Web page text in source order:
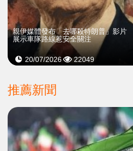
親伊媒體發布「去哪殺特朗普」影片
展示車隊路線惹安全關注
20/07/2026 22049
推薦新聞